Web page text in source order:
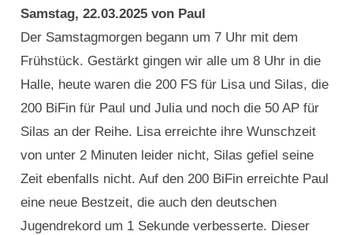
Samstag, 22.03.2025 von Paul
Der Samstagmorgen begann um 7 Uhr mit dem
Frühstück. Gestärkt gingen wir alle um 8 Uhr in die
Halle, heute waren die 200 FS für Lisa und Silas, die
200 BiFin für Paul und Julia und noch die 50 AP für
Silas an der Reihe. Lisa erreichte ihre Wunschzeit
von unter 2 Minuten leider nicht, Silas gefiel seine
Zeit ebenfalls nicht. Auf den 200 BiFin erreichte Paul
eine neue Bestzeit, die auch den deutschen
Jugendrekord um 1 Sekunde verbesserte. Dieser